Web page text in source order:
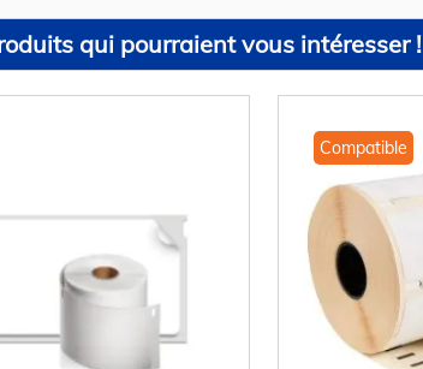
qui pourraient vous intéresser !
Compatible